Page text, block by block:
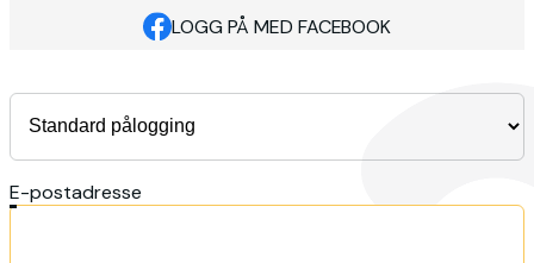
LOGG PÅ MED FACEBOOK
E-postadresse